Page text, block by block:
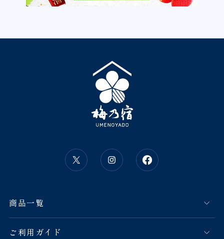
商品一覧
ご利用ガイド